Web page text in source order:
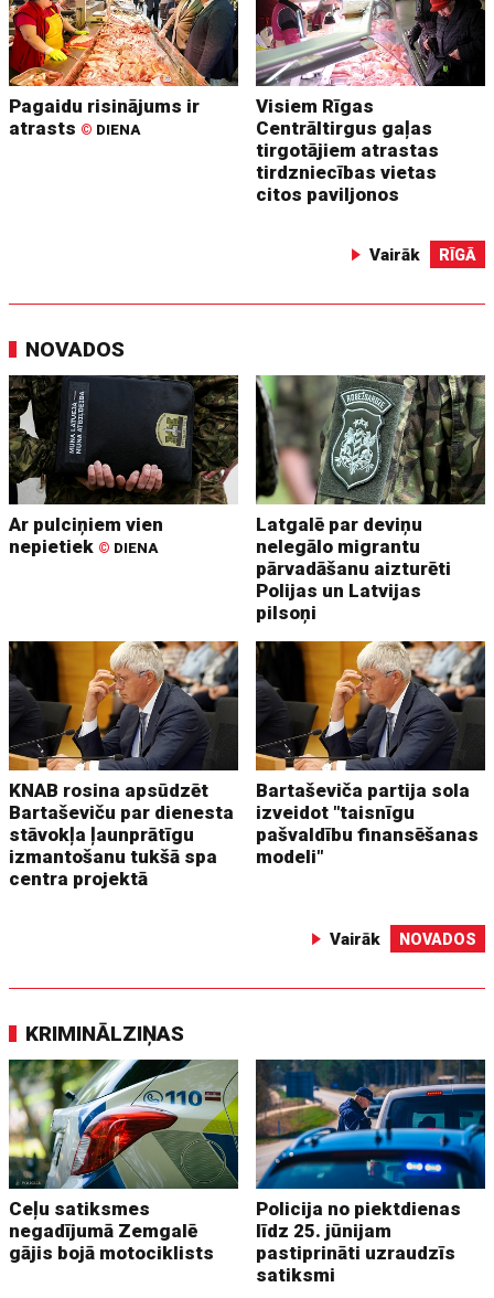
Pagaidu risinājums ir
atrasts © DIENA
Visiem Rīgas
Centrāltirgus gaļas
tirgotājiem atrastas
tirdzniecības vietas
citos paviljonos
Vairāk RĪGĀ
NOVADOS
Ar pulciņiem vien
nepietiek © DIENA
Latgalē par deviņu
nelegālo migrantu
pārvadāšanu aizturēti
Polijas un Latvijas
pilsoņi
KNAB rosina apsūdzēt
Bartaševiču par dienesta
stāvokļa ļaunprātīgu
izmantošanu tukšā spa
centra projektā
Bartaševiča partija sola
izveidot "taisnīgu
pašvaldību finansēšanas
modeli"
Vairāk NOVADOS
KRIMINĀLZIŅAS
Ceļu satiksmes
negadījumā Zemgalē
gājis bojā motociklists
Policija no piektdienas
līdz 25. jūnijam
pastiprināti uzraudzīs
satiksmi